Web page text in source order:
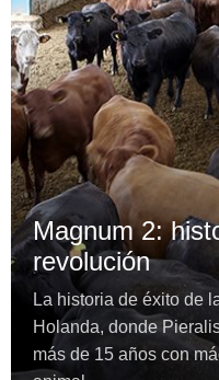
Magnum 2:
revolución
La historia de éxito de
Holanda, donde
más de 15 años con